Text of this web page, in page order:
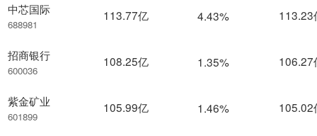
中芯国际
688981
招商银行
600036
紫金矿业
601899
113.77亿 4.43% 113.23
108.25亿 1.35% 106.27
105.99亿 1.46% 105.02